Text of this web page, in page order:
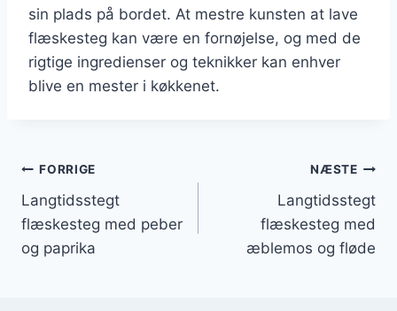
sin plads på bordet. At mestre kunsten at lave
flæskesteg kan være en fornøjelse, og med de
rigtige ingredienser og teknikker kan enhver
blive en mester i køkkenet.
Indlægsnavigation
FORRIGE
Langtidsstegt
flæskesteg med peber
og paprika
NÆSTE
Langtidsstegt
flæskesteg med
æblemos og fløde